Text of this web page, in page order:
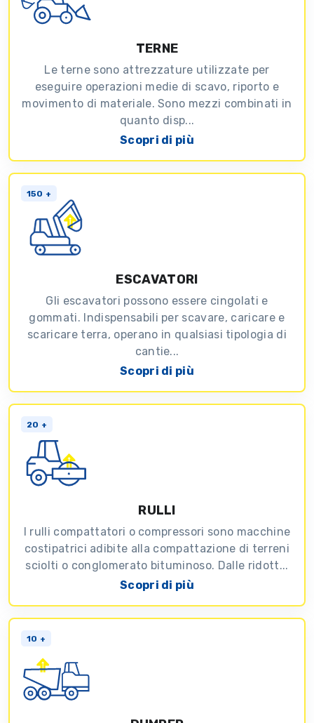
TERNE
Le terne sono attrezzature utilizzate per
eseguire operazioni medie di scavo, riporto e
movimento di materiale. Sono mezzi combinati in
quanto disp...
Scopri di più
150 +
ESCAVATORI
Gli escavatori possono essere cingolati e
gommati. Indispensabili per scavare, caricare e
scaricare terra, operano in qualsiasi tipologia di
cantie...
Scopri di più
20 +
RULLI
I rulli compattatori o compressori sono macchine
costipatrici adibite alla compattazione di terreni
sciolti o conglomerato bituminoso. Dalle ridott...
Scopri di più
10 +